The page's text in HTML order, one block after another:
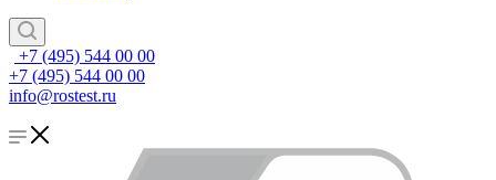
+7 (495) 544 00 00
+7 (495) 544 00 00
info@rostest.ru